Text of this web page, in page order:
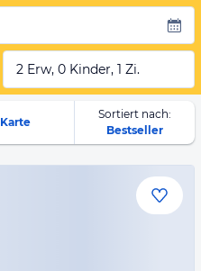
2 Erw, 0 Kinder, 1 Zi.
Karte
Sortiert nach:
Bestseller